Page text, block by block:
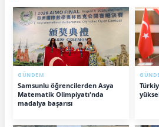
GÜNDEM
Samsunlu öğrencilerden Asya
Matematik Olimpiyatı'nda
madalya başarısı